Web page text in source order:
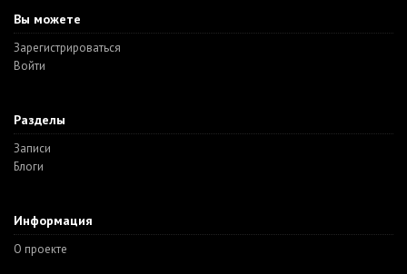
Вы можете
Зарегистрироваться
Войти
Разделы
Записи
Блоги
Информация
О проекте